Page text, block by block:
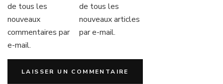
de tous les
nouveaux
commentaires par
e-mail.
de tous les
nouveaux articles
par e-mail.